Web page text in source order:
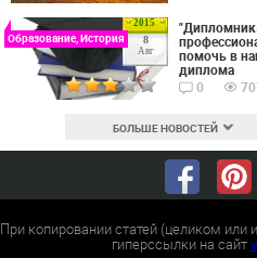
2015
8
Авг
Образование, История
помочь в
диплома
0
БОЛЬШЕ НОВОСТЕЙ
При копировании статей (целиком или
гиперссылки на сайт